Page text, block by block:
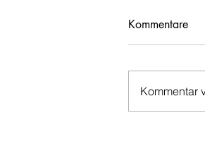
Kommentare
Kommentar